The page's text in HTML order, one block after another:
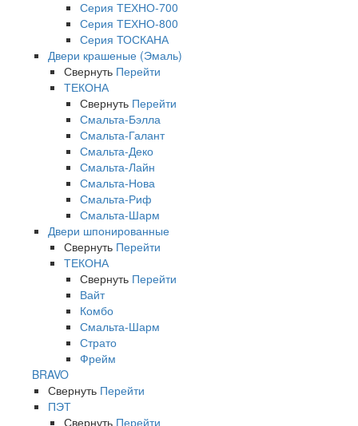
Серия ТЕХНО-700
Серия ТЕХНО-800
Серия ТОСКАНА
Двери крашеные (Эмаль)
Свернуть Перейти
ТЕКОНА
Свернуть Перейти
Смальта-Бэлла
Смальта-Галант
Смальта-Деко
Смальта-Лайн
Смальта-Нова
Смальта-Риф
Смальта-Шарм
Двери шпонированные
Свернуть Перейти
ТЕКОНА
Свернуть Перейти
Вайт
Комбо
Смальта-Шарм
Страто
Фрейм
BRAVO
Свернуть Перейти
ПЭТ
Свернуть Перейти